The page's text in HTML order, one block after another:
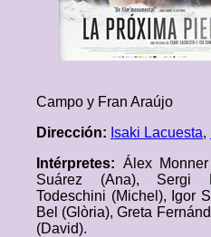
Campo y Fran Araújo
Dirección: Isaki Lacuesta,
Intérpretes: Álex
Suárez (Ana), Sergi
Todeschini (Michel), Igor
Bel (Glòria), Greta
(David).